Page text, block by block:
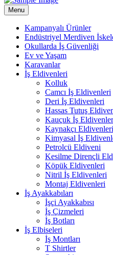
Menu
Kampanyalı Ürünler
Endüstriyel Merdiven
Okullarda İş Güvenliği
Ev ve Yaşam
Karavanlar
İş Eldivenleri
Kolluk
Camcı İş Eldivenleri
Deri İş Eldivenleri
Hassas Tutuş
Kauçuk İş
Kaynakçı Eldivenleri
Kimyasal İş
Petrolcü Eldiveni
Kesilme Dirençli
Köpük Eldivenleri
Nitril İş Eldivenleri
Montaj Eldivenleri
İş Ayakkabıları
İşçi Ayakkabısı
İş Çizmeleri
İş Botları
İş Elbiseleri
İş Montları
T Shirtler